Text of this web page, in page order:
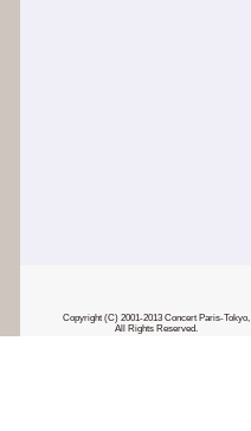
Copyright (C) 2001-2013 Concert Paris-Tokyo,
All Rights Reserved.